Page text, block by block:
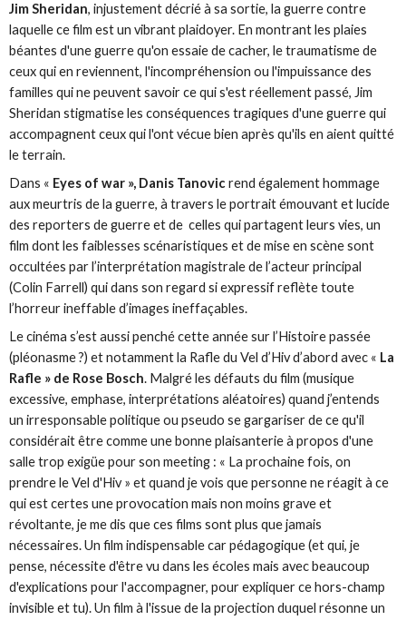
Jim Sheridan, injustement décrié à sa sortie, la guerre contre
laquelle ce film est un vibrant plaidoyer. En montrant les plaies
béantes d'une guerre qu'on essaie de cacher, le traumatisme de
ceux qui en reviennent, l'incompréhension ou l'impuissance des
familles qui ne peuvent savoir ce qui s'est réellement passé, Jim
Sheridan stigmatise les conséquences tragiques d'une guerre qui
accompagnent ceux qui l'ont vécue bien après qu'ils en aient quitté
le terrain.
Dans « Eyes of war », Danis Tanovicrend également hommage
aux meurtris de la guerre, à travers le portrait émouvant et lucide
des reporters de guerre et de celles qui partagent leurs vies, un
film dont les faiblesses scénaristiques et de mise en scène sont
occultées par l’interprétation magistrale de l’acteur principal
(Colin Farrell) qui dans son regard si expressif reflète toute
l’horreur ineffable d’images ineffaçables.
Le cinéma s’est aussi penché cette année sur l’Histoire passée
(pléonasme ?) et notamment la Rafle du Vel d’Hiv d’abord avec « La
Rafle » de Rose Bosch. Malgré les défauts du film (musique
excessive, emphase, interprétations aléatoires) quand j’entends
un irresponsable politique ou pseudo se gargariser de ce qu'il
considérait être comme une bonne plaisanterie à propos d'une
salle trop exigüe pour son meeting : « La prochaine fois, on
prendre le Vel d'Hiv » et quand je vois que personne ne réagit à ce
qui est certes une provocation mais non moins grave et
révoltante, je me dis que ces films sont plus que jamais
nécessaires. Un film indispensable car pédagogique (et qui, je
pense, nécessite d'être vu dans les écoles mais avec beaucoup
d'explications pour l'accompagner, pour expliquer ce hors-champ
invisible et tu). Un film à l'issue de la projection duquel résonne un